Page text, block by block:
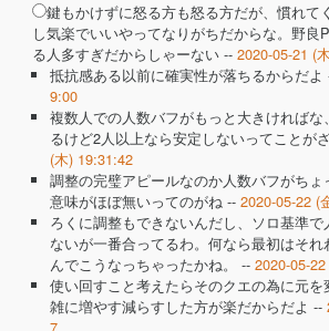
鍵もかけずに怒る方も怒る方だが、慣れて
し気楽でいいやってなりがちだからな。野良
る人多すぎだからしゃーない -- 2020-05-21 (
抵抗感ある以前に確実性が落ちるからだよ
9:00
複数人での人数バフがもっと大きければ
るけど2人以上なら安定しないってことが
(木) 19:31:42
調整の完璧アピールなのか人数バフがち
意味がほぼ無いってのがね -- 2020-05-22 (
ろくに調整もできないんだし、ソロ基準で
ないが一番合ってるわ。何なら最初はそ
んでこうなっちゃったかね。 -- 2020-05-
使い回すこと考えたらそのクエの為に元
雑に増やす減らすした方が楽だからだよ --